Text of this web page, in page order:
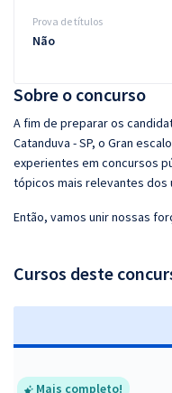
Sobre o concurso
A fim de preparar os
Catanduva - SP, o Gran
experientes em concursos
tópicos mais relevantes dos
Então, vamos unir nossas
Cursos deste
Mais completo!
Prova de títulos
Não